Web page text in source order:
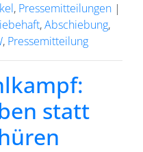
, Pressemitteilungen|
,Abschiebung,
, Pressemitteilung
statt